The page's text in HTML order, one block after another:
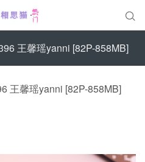

王馨瑶yanni [82P-858MB]
王馨瑶yanni [82P-858MB]